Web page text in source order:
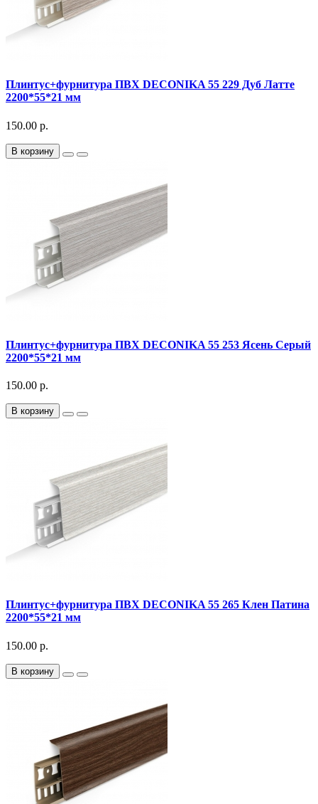
Плинтус+фурнитура ПВХ DECONIKA 55 229 Дуб Латте
2200*55*21 мм
150.00 р.
В корзину
Плинтус+фурнитура ПВХ DECONIKA 55 253 Ясень Серый
2200*55*21 мм
150.00 р.
В корзину
Плинтус+фурнитура ПВХ DECONIKA 55 265 Клен Патина
2200*55*21 мм
150.00 р.
В корзину